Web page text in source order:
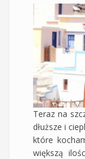
Teraz na
dłuższe i
które
większą